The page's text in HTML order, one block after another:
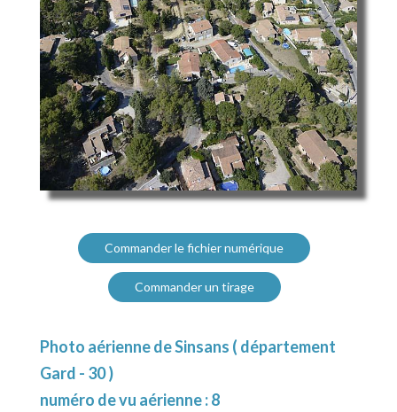
Commander le fichier numérique
Commander un tirage
Photo aérienne de Sinsans ( département
Gard - 30 )
numéro de vu aérienne : 8